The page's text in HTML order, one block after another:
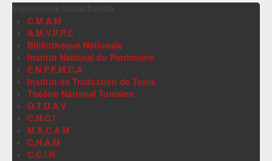
C.M.A.M
A.M.V.P.P.C
Bibliothèque Nationale
Institut National du Patrimoine
E.N.P.F.M.C.A
Institut de Traduction de Tunis
Théâtre National Tunisien
O.T.D.A.V
C.N.C.I
M.A.C.A.M
C.N.A.M
C.C.I.H